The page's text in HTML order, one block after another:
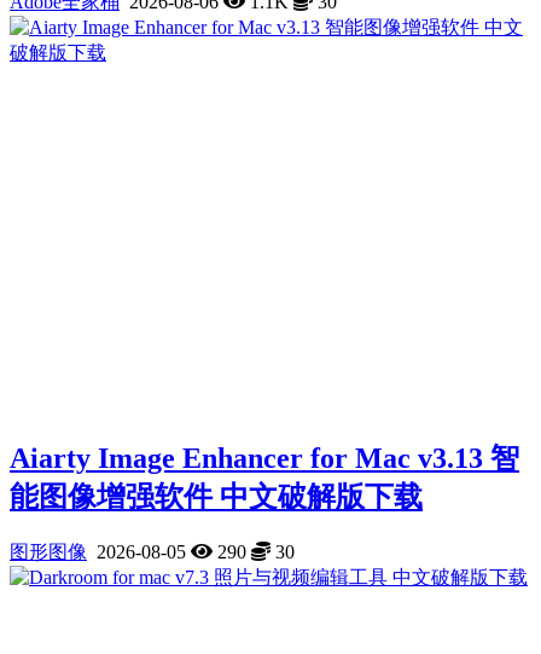
Aiarty Image Enhancer for Mac v3.13 智
能图像增强软件 中文破解版下载
图形图像 2026-08-05 290 30